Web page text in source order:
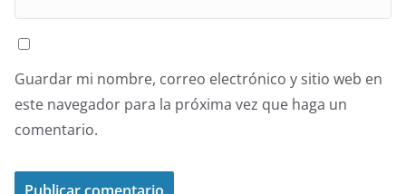
Guardar mi nombre, correo electrónico y sitio web en
este navegador para la próxima vez que haga un
comentario.